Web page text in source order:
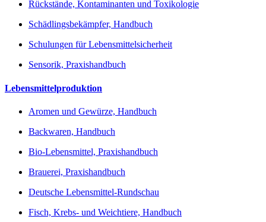
Rückstände, Kontaminanten und Toxikologie
Schädlingsbekämpfer, Handbuch
Schulungen für Lebensmittelsicherheit
Sensorik, Praxishandbuch
Lebensmittelproduktion
Aromen und Gewürze, Handbuch
Backwaren, Handbuch
Bio-Lebensmittel, Praxishandbuch
Brauerei, Praxishandbuch
Deutsche Lebensmittel-Rundschau
Fisch, Krebs- und Weichtiere, Handbuch